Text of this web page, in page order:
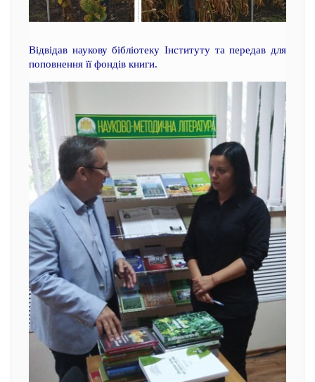
Відвідав наукову бібліотеку Інституту та передав для
поповнення її фондів книги.